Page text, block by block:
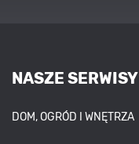
NASZE SERWISY
DOM, OGRÓD I WNĘTRZA